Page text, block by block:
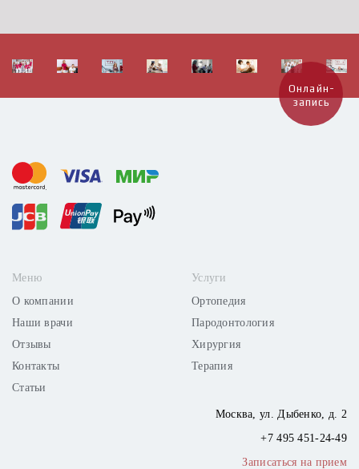
Меню
О компании
Наши врачи
Отзывы
Контакты
Статьи
Услуги
Ортопедия
Пародонтология
Хирургия
Терапия
Москва,ул. Дыбенко, д. 2
+7 495 451-24-49
Записаться на прием
Онлайн-
запись